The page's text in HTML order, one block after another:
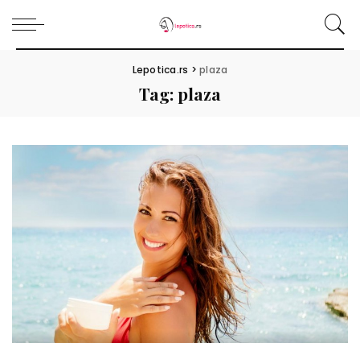
Lepotica.rs >plaza
Tag:plaza